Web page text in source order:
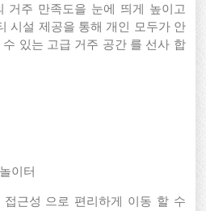
거주 만족도을 눈에 띄게 높이고
시설 제공을 통해 개인 모두가 안
있는 고급 거주 공간 를 선사 합
이터
근성 으로 편리하게 이동 할 수